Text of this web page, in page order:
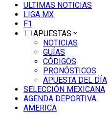
ULTIMAS NOTICIAS
LIGA MX
F1
APUESTAS
NOTICIAS
GUÍAS
CÓDIGOS
PRONÓSTICOS
APUESTA DEL DÍA
SELECCIÓN MEXICANA
AGENDA DEPORTIVA
AMERICA